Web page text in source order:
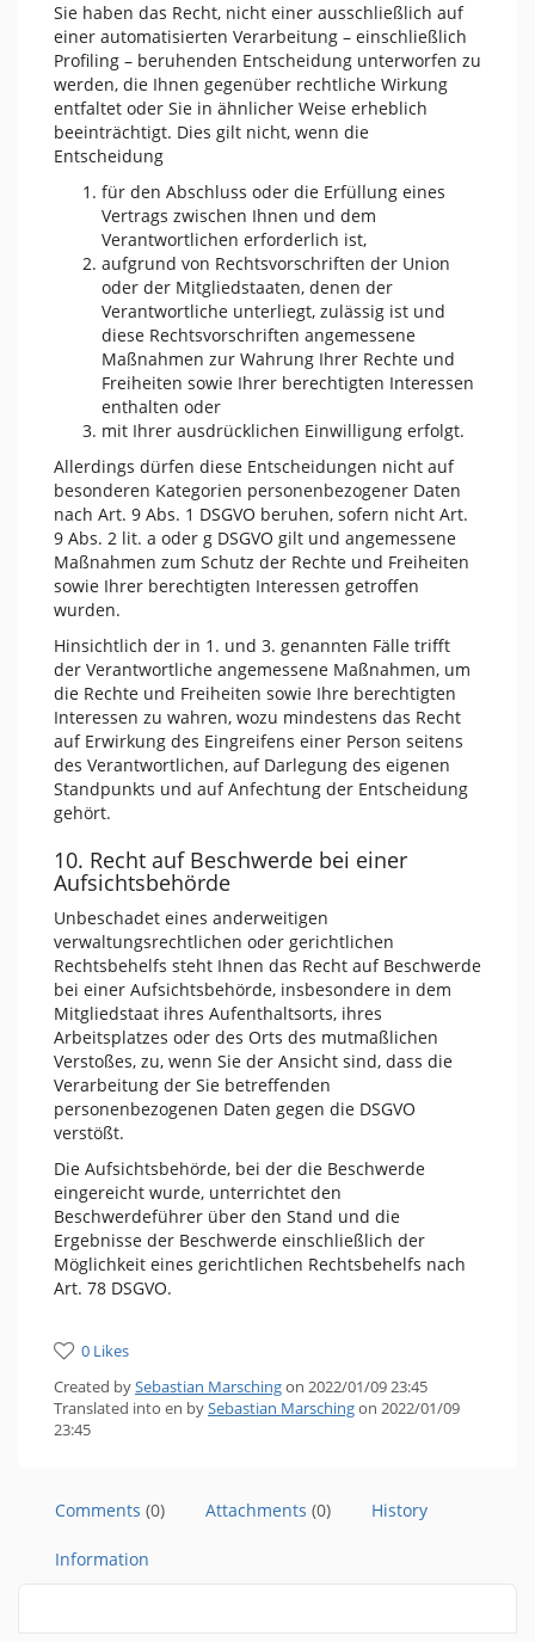
Sie haben das Recht, nicht einer ausschließlich auf
einer automatisierten Verarbeitung – einschließlich
Profiling – beruhenden Entscheidung unterworfen zu
werden, die Ihnen gegenüber rechtliche Wirkung
entfaltet oder Sie in ähnlicher Weise erheblich
beeinträchtigt. Dies gilt nicht, wenn die
Entscheidung
für den Abschluss oder die Erfüllung eines
Vertrags zwischen Ihnen und dem
Verantwortlichen erforderlich ist,
aufgrund von Rechtsvorschriften der Union
oder der Mitgliedstaaten, denen der
Verantwortliche unterliegt, zulässig ist und
diese Rechtsvorschriften angemessene
Maßnahmen zur Wahrung Ihrer Rechte und
Freiheiten sowie Ihrer berechtigten Interessen
enthalten oder
mit Ihrer ausdrücklichen Einwilligung erfolgt.
Allerdings dürfen diese Entscheidungen nicht auf
besonderen Kategorien personenbezogener Daten
nach Art. 9 Abs. 1 DSGVO beruhen, sofern nicht Art.
9 Abs. 2 lit. a oder g DSGVO gilt und angemessene
Maßnahmen zum Schutz der Rechte und Freiheiten
sowie Ihrer berechtigten Interessen getroffen
wurden.
Hinsichtlich der in 1. und 3. genannten Fälle trifft
der Verantwortliche angemessene Maßnahmen, um
die Rechte und Freiheiten sowie Ihre berechtigten
Interessen zu wahren, wozu mindestens das Recht
auf Erwirkung des Eingreifens einer Person seitens
des Verantwortlichen, auf Darlegung des eigenen
Standpunkts und auf Anfechtung der Entscheidung
gehört.
10. Recht auf Beschwerde bei einer
Aufsichtsbehörde
Unbeschadet eines anderweitigen
verwaltungsrechtlichen oder gerichtlichen
Rechtsbehelfs steht Ihnen das Recht auf Beschwerde
bei einer Aufsichtsbehörde, insbesondere in dem
Mitgliedstaat ihres Aufenthaltsorts, ihres
Arbeitsplatzes oder des Orts des mutmaßlichen
Verstoßes, zu, wenn Sie der Ansicht sind, dass die
Verarbeitung der Sie betreffenden
personenbezogenen Daten gegen die DSGVO
verstößt.
Die Aufsichtsbehörde, bei der die Beschwerde
eingereicht wurde, unterrichtet den
Beschwerdeführer über den Stand und die
Ergebnisse der Beschwerde einschließlich der
Möglichkeit eines gerichtlichen Rechtsbehelfs nach
Art. 78 DSGVO.
0 Likes
Created bySebastian Marschingon 2022/01/09 23:45
Translated into en bySebastian Marschingon 2022/01/09
23:45
Comments (0) Attachments (0) History
Information